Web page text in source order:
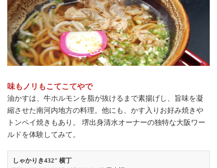
味もノリもこてこてやで
油かすは、牛ホルモンを脂が抜けるまで素揚げし、旨味を凝
縮させた南河内地方の料理。他にも、かす入りお好み焼きや
トンペイ焼きもあり。 堺出身清水オーナーの独特な大阪ワー
ルドを体験してみて。
しゃかりき432″ 横丁